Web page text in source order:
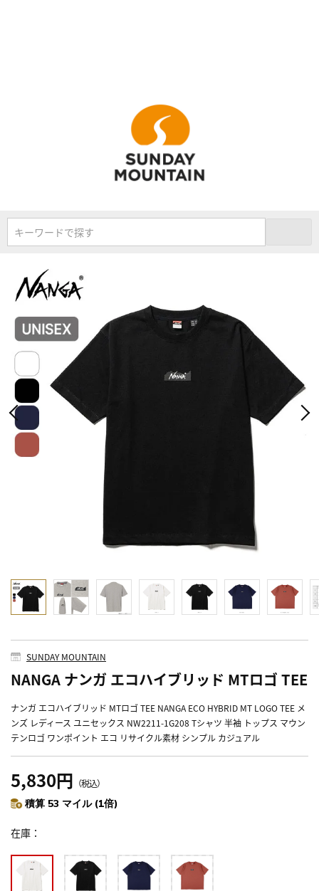
キーワードで探す
SUNDAY MOUNTAIN
NANGA ナンガ エコハイブリッド MTロゴ TEE
ナンガ エコハイブリッド MTロゴ TEE NANGA ECO HYBRID MT LOGO TEE メ
ンズ レディース ユニセックス NW2211-1G208 Tシャツ 半袖 トップス マウン
テンロゴ ワンポイント エコ リサイクル素材 シンプル カジュアル
5,830円 （税込）
積算 53 マイル (1倍)
在庫